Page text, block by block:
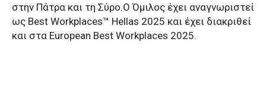
στην Πάτρα και τη Σύρο.O Όμιλος έχει αναγνωριστεί
ως Best Workplaces™ Hellas 2025 και έχει διακριθεί
και στα European Best Workplaces 2025.